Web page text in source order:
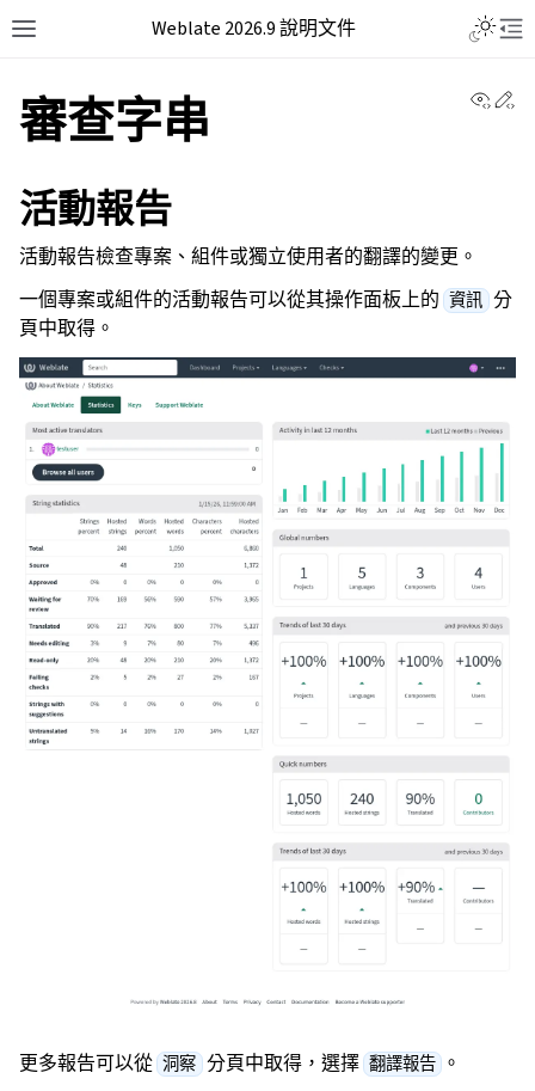
Weblate 2026.9 說明文件
審查字串
活動報告
活動報告檢查專案、組件或獨立使用者的翻譯的變更。
一個專案或組件的活動報告可以從其操作面板上的 資訊 分
頁中取得。
更多報告可以從 洞察 分頁中取得，選擇 翻譯報告 。